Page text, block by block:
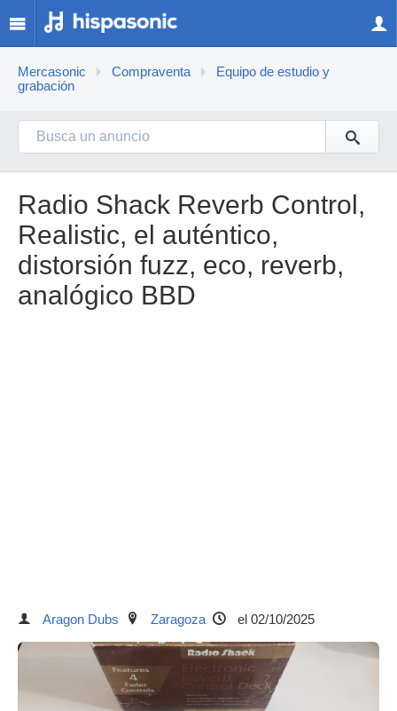
Mercasonic Compraventa
Equipo de estudio y
grabación
Radio Shack Reverb Control,
Realistic, el auténtico,
distorsión fuzz, eco, reverb,
analógico BBD
Aragon Dubs Zaragoza el 02/10/2025